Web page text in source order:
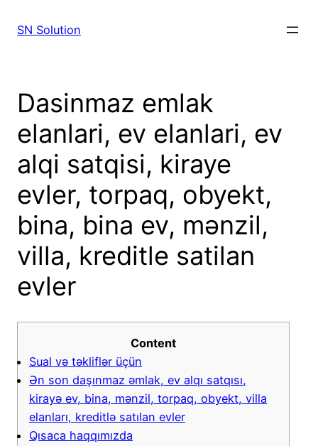
SN Solution
Dasinmaz emlak
elanlari, ev elanlari, ev
alqi satqisi, kiraye
evler, torpaq, obyekt,
bina, bina ev, mənzil,
villa, kreditle satilan
evler
Content
Sual və təkliflər üçün
Ən son daşınmaz əmlak, ev alqı satqısı,
kirayə ev, bina, mənzil, torpaq, obyekt, villa
elanları, kreditlə satılan evler
Qısaca haqqımızda